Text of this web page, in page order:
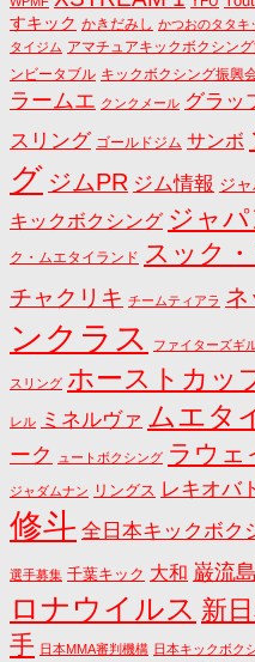
すキック かきだみし かつおのタタキ
タイジム アマチュアキックボクシン
ンビータブル キックボクシング振興
ラームエ クンクメール グラッ
スリング ゴールドジム サンボ
グ ジムPR ジム情報 ジ
キックボクシング ジャ
ク・ムエタイランド スック
チャクリキ チームティアラ ネ
ンクラス
ファイターズギ
スリング ホーストカッ
レル ミネルヴァ ムエタ
ーク
ュートボクシング ラウェ
ジャダムナン リングス レキオバ
修斗 全日本キックボク
選手募集 千葉キック 大和 巌流島
ロナウイルス 新
手 日本MMA審判機構 日本キックボク